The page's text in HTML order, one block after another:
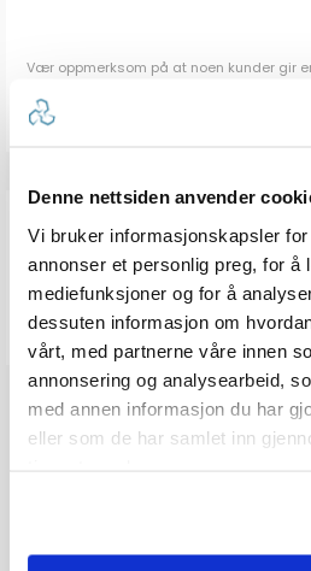
Denne nettsiden anvender
Vi bruker informasjonskapsler
annonser et personlig preg, for å
mediefunksjoner og for å
dessuten informasjon om
vårt, med partnerne våre innen
annonsering og analysearbeid,
med annen informasjon du har
eller som de har samlet inn
Vær oppmerksom på at noen kunder gir
reviews.
Q &